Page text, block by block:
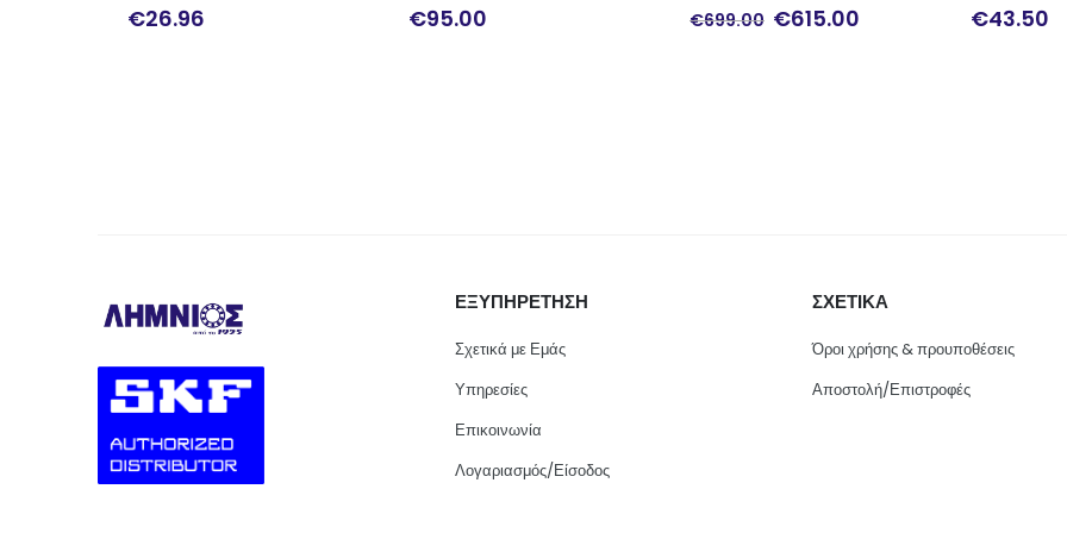
€95.00
€699.00 €43.50 €
ΕΞΥΠΗΡΕΤΗΣΗ
Σχετικά με Εμάς
Υπηρεσίες
Επικοινωνία
Λογαριασμός/Είσοδος
ΣΧΕΤΙΚΑ
Όροι χρήσης & προυποθέσεις
Αποστολή/Επιστροφές